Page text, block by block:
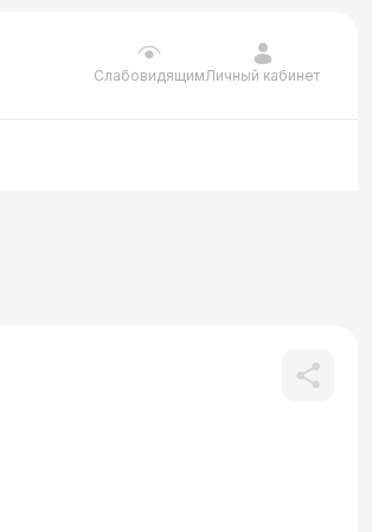
СлабовидящимЛичный кабинет